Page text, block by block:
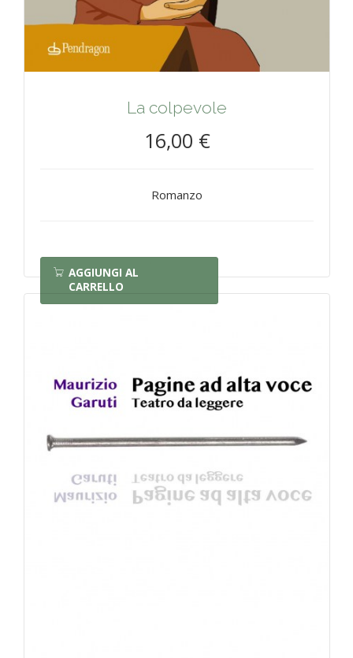
La colpevole
16,00 €
Romanzo
AGGIUNGI AL
CARRELLO